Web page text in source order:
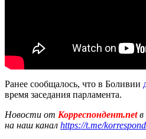
Ранее сообщалось, что в Боливии
время заседания парламента.
Новости от Корреспондент.netв
на наш канал https://t.me/